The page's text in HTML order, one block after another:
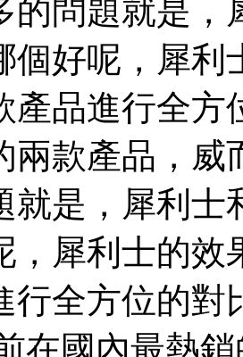
的問題就是
個好呢，犀利
產品進行全方
兩款產品，
就是，犀利士
，犀利士的效
行全方位的
在國內最熱